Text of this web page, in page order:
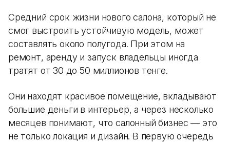
Средний срок жизни нового салона, который не
смог выстроить устойчивую модель, может
составлять около полугода. При этом на
ремонт, аренду и запуск владельцы иногда
тратят от 30 до 50 миллионов тенге.
Они находят красивое помещение, вкладывают
большие деньги в интерьер, а через несколько
месяцев понимают, что салонный бизнес — это
не только локация и дизайн. В первую очередь